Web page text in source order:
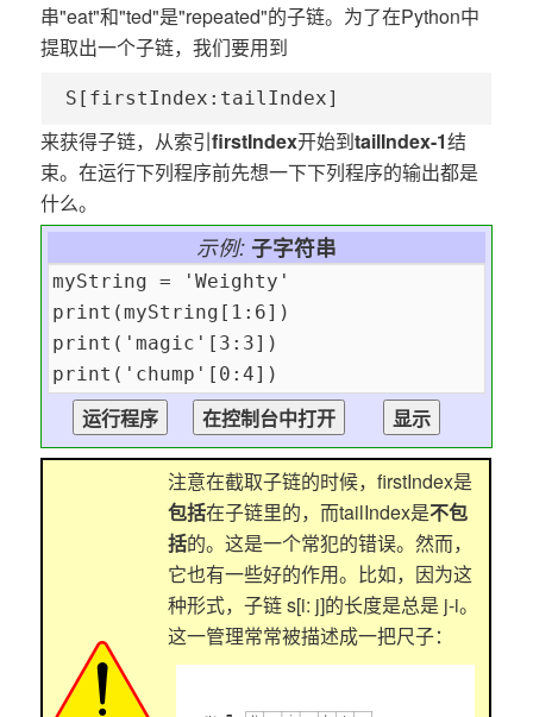
串"eat"和"ted"是"repeated"的子链。为了在Python中
提取出一个子链，我们要用到
S[firstIndex:tailIndex]
来获得子链，从索引firstIndex开始到tailIndex-1结
束。在运行下列程序前先想一下下列程序的输出都是
什么。
示例: 子字符串
注意在截取子链的时候，firstIndex是
包括在子链里的，而tailIndex是不包
括的。这是一个常犯的错误。然而，
它也有一些好的作用。比如，因为这
种形式，子链 s[i: j]的长度是总是 j-i。
这一管理常常被描述成一把尺子：